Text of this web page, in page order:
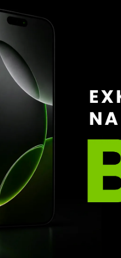
byl totiž nedávno
trestu se dostal kvůli
tématem domácí MMA
video tak působí
cestu absolvoval
audi.
Mawar situaci podal s
kariéru výrazně ovlivnila.